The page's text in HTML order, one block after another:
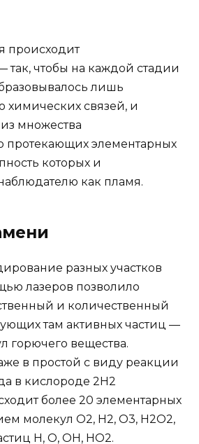
происходит
так, чтобы на каждой стадии
лишь
химических связей, и
множества
протекающих элементарных
которых и
как пламя.
разных участков
лазеров позволило
и количественный
там активных частиц —
горючего вещества.
в простой с виду реакции
в кислороде 2Н2
более 20 элементарных
молекул О2, Н2, О3, Н2О2,
Н, О, ОН, НО2.